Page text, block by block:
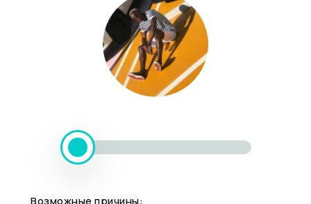
Возможные причины: